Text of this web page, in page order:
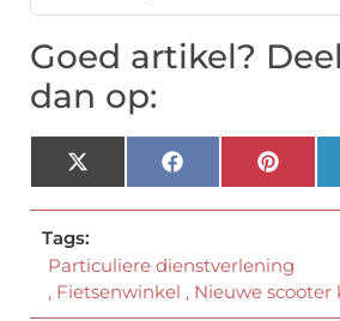
Goed artikel?
dan op:
X
(Twitter)
Facebook
Tags:
Particuliere dienstverlening
, Fietsenwinkel , Nieuwe scooter